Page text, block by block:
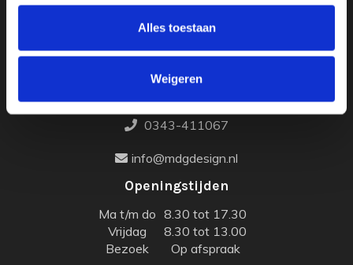
Alles toestaan
Weigeren
Teus De Trapleuningspecialist
0343-411067
info@mdgdesign.nl
Openingstijden
Ma t/m do 8.30 tot 17.30
Vrijdag
8.30 tot 13.00
Bezoek
Op afspraak